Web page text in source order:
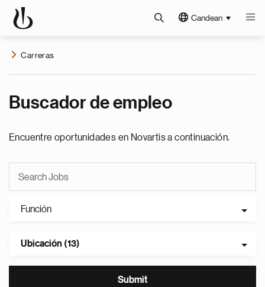
Candean
Carreras
Buscador de empleo
Encuentre oportunidades en Novartis a continuación.
Función
Ubicación (13)